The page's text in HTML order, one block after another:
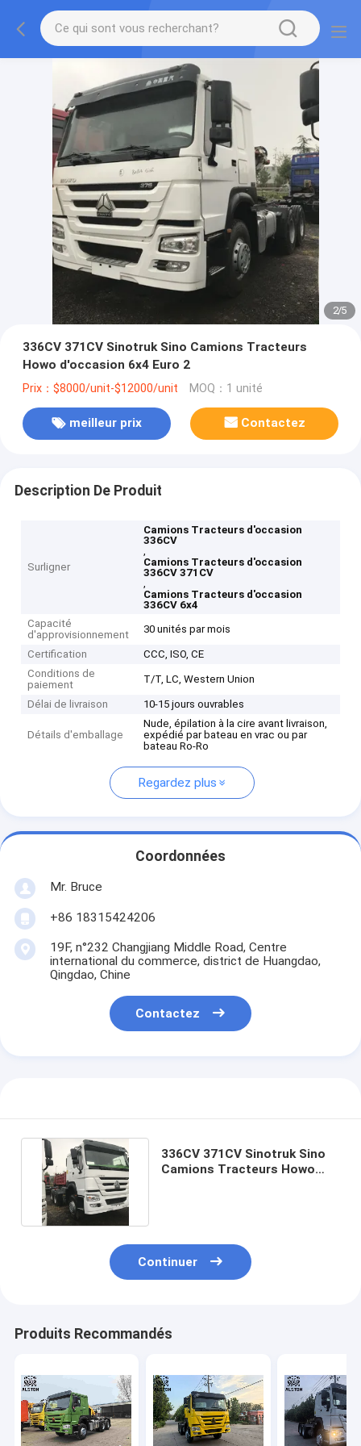
2/5
336CV 371CV Sinotruk Sino Camions Tracteurs
Howo d'occasion 6x4 Euro 2
Prix：$8000/unit-$12000/unit MOQ：1 unité
meilleur prix Contactez
Description De Produit
Surligner
Camions Tracteurs d'occasion
336CV
,
Camions Tracteurs d'occasion
336CV 371CV
,
Camions Tracteurs d'occasion
336CV 6x4
Capacité
d'approvisionnement
30 unités par mois
Certification
CCC, ISO, CE
Conditions de
paiement
T/T, LC, Western Union
Délai de livraison 10-15 jours ouvrables
Détails d'emballage
Nude, épilation à la cire avant livraison,
expédié par bateau en vrac ou par
bateau Ro-Ro
Regardez plus
Coordonnées
Mr. Bruce
+86 18315424206
19F, n°232 Changjiang Middle Road, Centre
international du commerce, district de Huangdao,
Qingdao, Chine
Contactez
336CV 371CV Sinotruk Sino
Camions Tracteurs Howo
Continuer
Produits Recommandés